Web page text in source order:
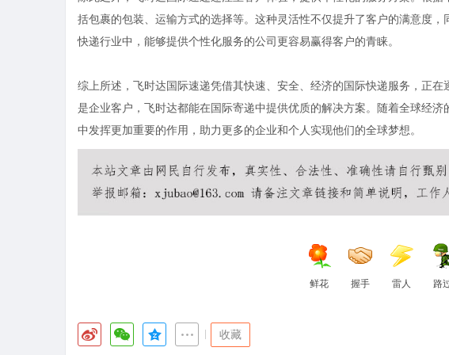
括包裹的包装、运输方式的选择等。这种灵活性不仅提升了客户的满意度
快递行业中，能够提供个性化服务的公司更容易赢得客户的青睐。
综上所述，飞时达国际速递凭借其快速、安全、经济的国际快递服务，正
是企业客户，飞时达都能在国际寄递中提供优质的解决方案。随着全球经
中发挥更加重要的作用，助力更多的企业和个人实现他们的全球梦想。
鲜花 握手 雷人 路
收藏